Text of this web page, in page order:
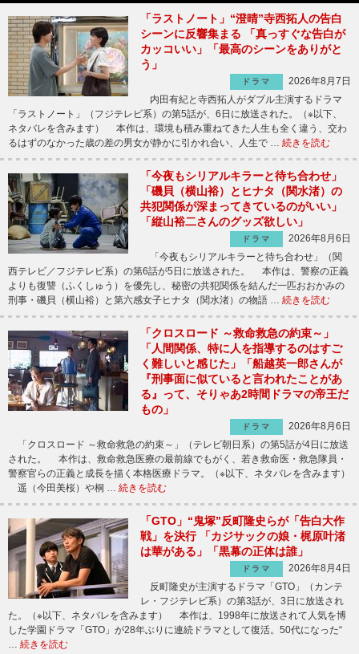
「ラストノート」“澄晴”寺西拓人の告白
シーンに反響集まる 「真っすぐな告白が
カッコいい」「最高のシーンをありがと
う」
ドラマ
2026年8月7日
内田有紀と寺西拓人がダブル主演するドラマ
「ラストノート」（フジテレビ系）の第5話が、6日に放送された。（※以下、
ネタバレを含みます） 本作は、環境も積み重ねてきた人生も全く違う、交わ
るはずのなかった歳の差の男女が静かに引かれ合い、人生で … 続きを読む
「今夜もシリアルキラーと待ち合わせ」
「磯貝（横山裕）とヒナタ（関水渚）の
共犯関係が深まってきているのがいい」
「縦山裕二さんのグッズ欲しい」
ドラマ
2026年8月6日
「今夜もシリアルキラーと待ち合わせ」（関
西テレビ／フジテレビ系）の第6話が5日に放送された。 本作は、警察の正義
よりも復讐（ふくしゅう）を優先し、秘密の共犯関係を結んだ一匹おおかみの
刑事・磯貝（横山裕）と第六感女子ヒナタ（関水渚）の物語 … 続きを読む
「クロスロード ～救命救急の約束～」
「人間関係、特に人を指導するのはすご
く難しいと感じた」「船越英一郎さんが
『刑事面に似ていると言われたことがあ
る』って、そりゃあ2時間ドラマの帝王だ
もの」
ドラマ
2026年8月6日
「クロスロード ～救命救急の約束～」（テレビ朝日系）の第5話が4日に放送
された。 本作は、救命救急医療の最前線でもがく、若き救命医・救急隊員・
警察官らの正義と成長を描く本格医療ドラマ。（※以下、ネタバレを含みます）
遥（今田美桜）や桐 … 続きを読む
「GTO」“鬼塚”反町隆史らが「告白大作
戦」を決行 「カジサックの娘・梶原叶渚
は華がある」「黒幕の正体は誰」
ドラマ
2026年8月4日
反町隆史が主演するドラマ「GTO」（カンテ
レ・フジテレビ系）の第3話が、3日に放送され
た。（※以下、ネタバレを含みます） 本作は、1998年に放送されて人気を博
した学園ドラマ「GTO」が28年ぶりに連続ドラマとして復活。50代になった“
… 続きを読む